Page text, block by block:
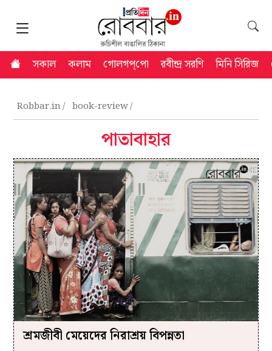
সকাল কলাম গোলগপ্‌পো রবীন্দ্র সরণি মিনি সিরিজ
Robbar.in book-review
পাতাবাহার
শ্রমজীবী মেয়েদের নিরাশ্রয় বিপন্নতা